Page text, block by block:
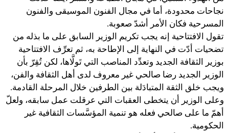
نجاحات محدودة، أما في مجال الفنون الموسيقى والفنون
المسرحية فكان الأمر أشدّ صعوبة.
تقول الافتتاحية إنه يجب تكريم الوزير السابق على ما بذله من
تضحيات أدّت في النهاية إلى الإطاحة به، ثم تعرِّف الافتتاحية
بوزير الثقافة الجديد وتعدِّد المناصب التي تَولَّاها، لكن تُقِرّ بأن
الوزير الجديد رضا صالحي غير معروف لدى أهل الثقافة والفن،
ويجب خلق الثقة المتبادَلة بين الطرفين خلال المرحلة القادمة.
وعلى الوزير أن يتخطى العقبات التي عرقلت عمل سابقه، ولعلّ
أهمّ ما على صالحي فعله هو تنمية المؤسَّسات الثقافية غير
الحكومية.